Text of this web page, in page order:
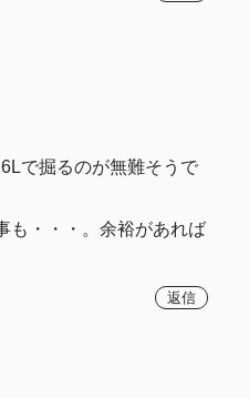
で掘るのが無難そうで
も・・・。余裕があれば
返信